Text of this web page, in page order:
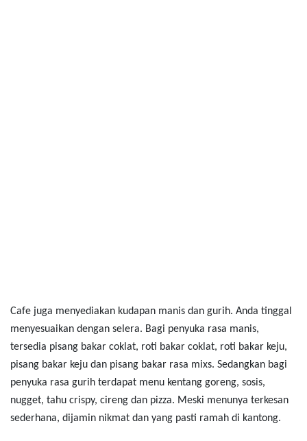
Cafe juga menyediakan kudapan manis dan gurih. Anda tinggal
menyesuaikan dengan selera. Bagi penyuka rasa manis,
tersedia pisang bakar coklat, roti bakar coklat, roti bakar keju,
pisang bakar keju dan pisang bakar rasa mixs. Sedangkan bagi
penyuka rasa gurih terdapat menu kentang goreng, sosis,
nugget, tahu crispy, cireng dan pizza. Meski menunya terkesan
sederhana, dijamin nikmat dan yang pasti ramah di kantong.